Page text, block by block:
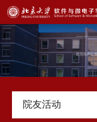
您现在的位
院友活动